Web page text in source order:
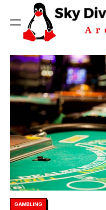
content
Diving
Penguins
Posted
GAMBLING